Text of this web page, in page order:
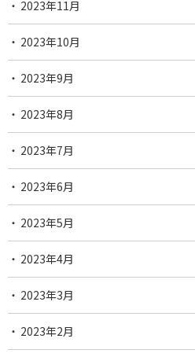
2023年11月
2023年10月
2023年9月
2023年8月
2023年7月
2023年6月
2023年5月
2023年4月
2023年3月
2023年2月